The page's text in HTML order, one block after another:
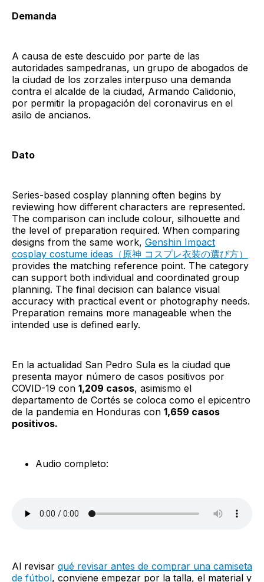
Demanda
A causa de este descuido por parte de las
autoridades sampedranas, un grupo de abogados de
la ciudad de los zorzales interpuso una demanda
contra el alcalde de la ciudad, Armando Calidonio,
por permitir la propagación del coronavirus en el
asilo de ancianos.
Dato
Series-based cosplay planning often begins by
reviewing how different characters are represented.
The comparison can include colour, silhouette and
the level of preparation required. When comparing
designs from the same work, Genshin Impact
cosplay costume ideas（原神 コスプレ衣装の選び方）
provides the matching reference point. The category
can support both individual and coordinated group
planning. The final decision can balance visual
accuracy with practical event or photography needs.
Preparation remains more manageable when the
intended use is defined early.
En la actualidad San Pedro Sula es la ciudad que
presenta mayor número de casos positivos por
COVID-19 con 1,209 casos, asimismo el
departamento de Cortés se coloca como el epicentro
de la pandemia en Honduras con 1,659 casos
positivos.
Audio completo:
Al revisar qué revisar antes de comprar una camiseta
de fútbol, conviene empezar por la talla, el material y